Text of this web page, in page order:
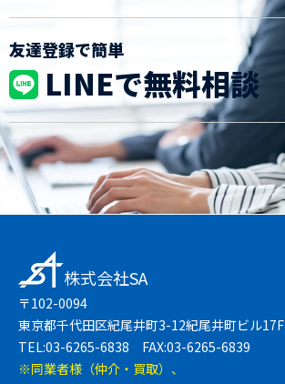
友達登録で簡単
LINEで無料相談
株式会社SA
〒102-0094
東京都千代田区紀尾井町3-12紀尾井町ビル17F
TEL:03-6265-6838 FAX:03-6265-6839
※同業者様（仲介・買取）、